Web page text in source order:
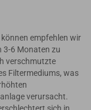
empfehlen wir
3-6 Monaten zu
verschmutzte
Filtermediums, was
verursacht.